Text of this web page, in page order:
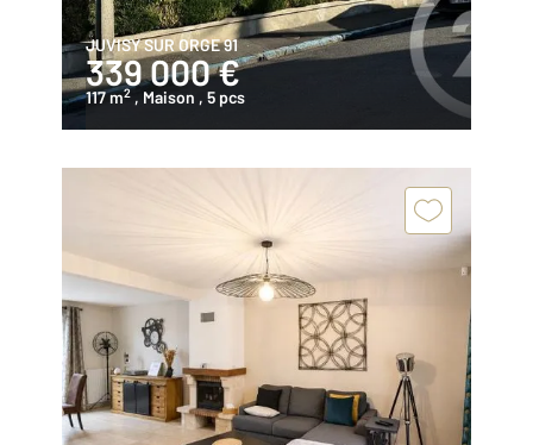
JUVISY SUR ORGE 91
339 000 €
117 m2 , Maison , 5 pcs